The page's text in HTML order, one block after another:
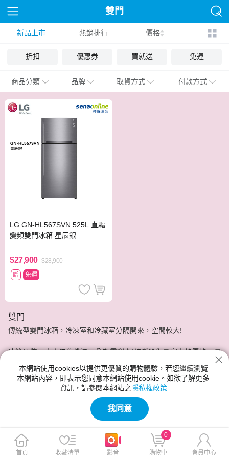
雙門
新品上市 熱銷排行 價格
折扣 優惠券 買就送 免運
商品分類 品牌 取貨方式 付款方式
LG GN-HL567SVN 525L 直驅
變頻雙門冰箱 星辰銀
$27,900 $28,900
贈
免運
雙門
傳統型雙門冰箱，冷凍室和冷藏室分隔開來，空間較大!
冰箱品牌、大小任你挑選，分期零利率!神腦給你最實惠的價格，最
本網站使用cookies以提供更優質的購物體驗，若您繼續瀏覽
本網站內容，即表示您同意本網站使用cookie。如欲了解更多
資訊，請參閱本網站之 隱私權政策
我同意
首頁 收藏清單 影音 購物車
0
會員中心